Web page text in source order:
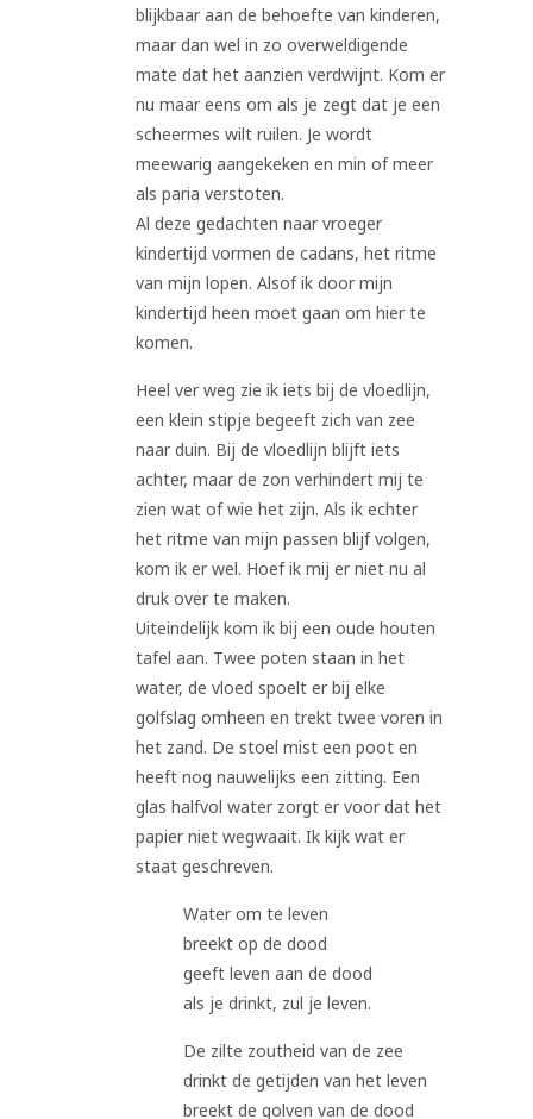
blijkbaar aan de behoefte van kinderen,
maar dan wel in zo overweldigende
mate dat het aanzien verdwijnt. Kom er
nu maar eens om als je zegt dat je een
scheermes wilt ruilen. Je wordt
meewarig aangekeken en min of meer
als paria verstoten.
Al deze gedachten naar vroeger
kindertijd vormen de cadans, het ritme
van mijn lopen. Alsof ik door mijn
kindertijd heen moet gaan om hier te
komen.
Heel ver weg zie ik iets bij de vloedlijn,
een klein stipje begeeft zich van zee
naar duin. Bij de vloedlijn blijft iets
achter, maar de zon verhindert mij te
zien wat of wie het zijn. Als ik echter
het ritme van mijn passen blijf volgen,
kom ik er wel. Hoef ik mij er niet nu al
druk over te maken.
Uiteindelijk kom ik bij een oude houten
tafel aan. Twee poten staan in het
water, de vloed spoelt er bij elke
golfslag omheen en trekt twee voren in
het zand. De stoel mist een poot en
heeft nog nauwelijks een zitting. Een
glas halfvol water zorgt er voor dat het
papier niet wegwaait. Ik kijk wat er
staat geschreven.
Water om te leven
breekt op de dood
geeft leven aan de dood
als je drinkt, zul je leven.
De zilte zoutheid van de zee
drinkt de getijden van het leven
breekt de golven van de dood